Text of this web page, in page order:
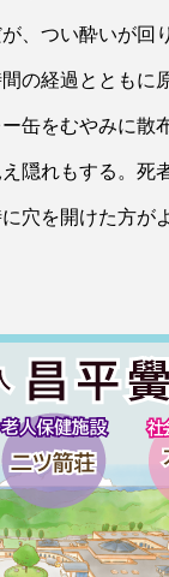
、つい酔いが
の経過とともに
缶をむやみに
隠れもする。死
穴を開けた方が